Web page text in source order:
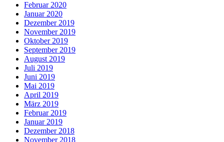
Februar 2020
Januar 2020
Dezember 2019
November 2019
Oktober 2019
September 2019
August 2019
Juli 2019
Juni 2019
Mai 2019
April 2019
März 2019
Februar 2019
Januar 2019
Dezember 2018
November 2018